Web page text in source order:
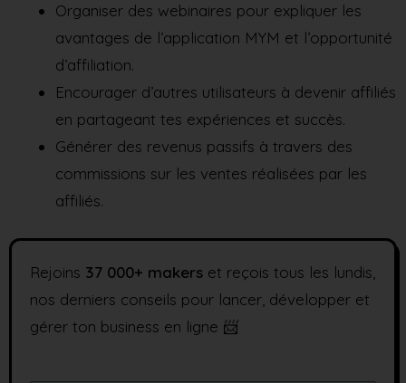
Organiser des webinaires pour expliquer les
avantages de l’application MYM et l’opportunité
d’affiliation.
Encourager d’autres utilisateurs à devenir affiliés
en partageant tes expériences et succès.
Générer des revenus passifs à travers des
commissions sur les ventes réalisées par les
affiliés.
Rejoins 37 000+ makers et reçois tous les lundis,
nos derniers conseils pour lancer, développer et
gérer ton business en ligne 📨